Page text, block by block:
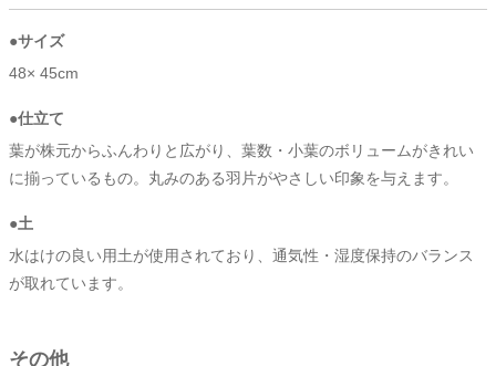
●サイズ
48× 45cm
●仕立て
葉が株元からふんわりと広がり、葉数・小葉のボリュームがきれい
に揃っているもの。丸みのある羽片がやさしい印象を与えます。
●土
水はけの良い用土が使用されており、通気性・湿度保持のバランス
が取れています。
その他